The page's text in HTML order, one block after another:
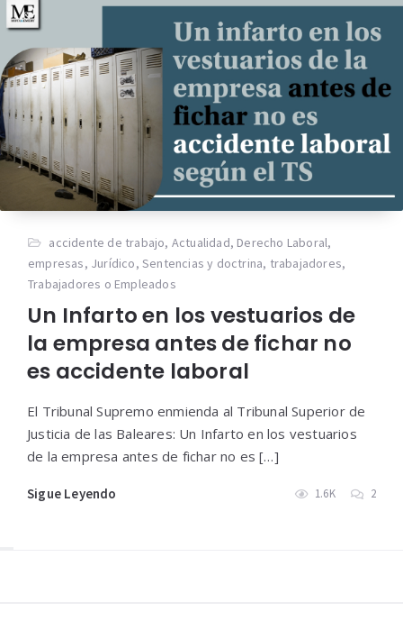
accidente de trabajo, Actualidad, Derecho Laboral,
empresas, Jurídico,Sentencias y doctrina, trabajadores,
Trabajadores o Empleados
Un Infarto en los vestuarios de
la empresa antes de fichar no
es accidente laboral
El Tribunal Supremo enmienda al Tribunal Superior de
Justicia de las Baleares: Un Infarto en los vestuarios
de la empresa antes de fichar no es […]
Sigue Leyendo 1.6K 2